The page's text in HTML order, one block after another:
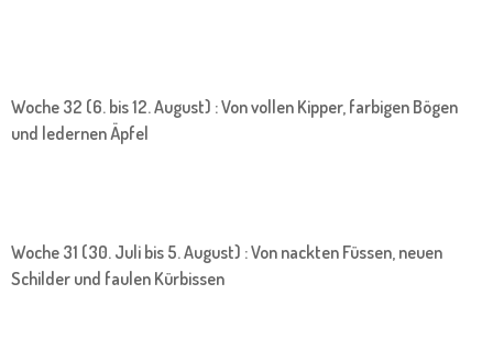
Woche 32 (6. bis 12. August) : Von vollen Kipper, farbigen Bögen
und ledernen Äpfel
Woche 31 (30. Juli bis 5. August) : Von nackten Füssen, neuen
Schilder und faulen Kürbissen